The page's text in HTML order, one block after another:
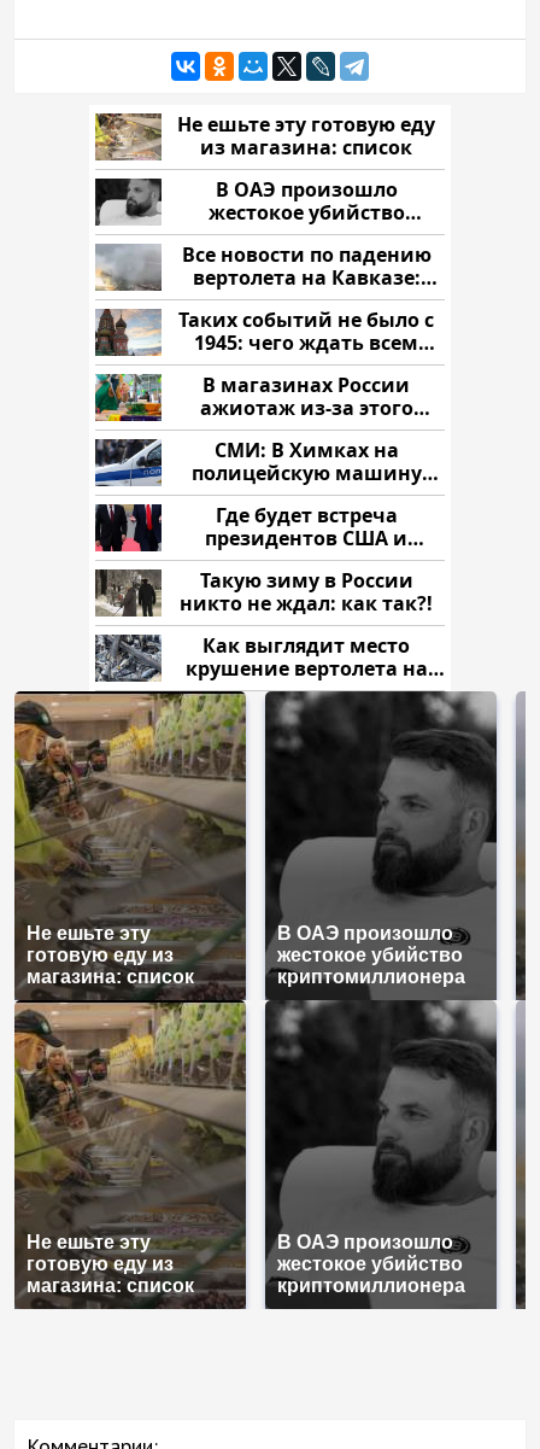
Не ешьте эту готовую еду
из магазина: список
В ОАЭ произошло
жестокое убийство
криптомиллионера
Все новости по падению
вертолета на Кавказе:
читать здесь
Таких событий не было с
1945: чего ждать всем
нам?
В магазинах России
ажиотаж из-за этого
продукта: что купить?
СМИ: В Химках на
полицейскую машину
напали и подожгли.
Где будет встреча
президентов США и
России: Европа?
Такую зиму в России
никто не ждал: как так?!
Как выглядит место
крушение вертолета на
Кавказе: смотреть
Не ешьте эту
готовую еду из
магазина: список
В ОАЭ произошло
жестокое убийство
криптомиллионера
Не ешьте эту
готовую еду из
магазина: список
В ОАЭ произошло
жестокое убийство
криптомиллионера